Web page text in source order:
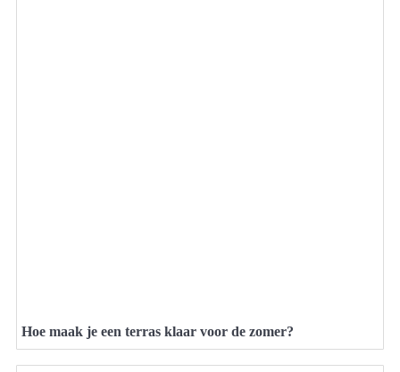
Hoe maak je een terras klaar voor de zomer?